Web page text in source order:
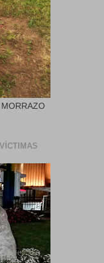
MORRAZO